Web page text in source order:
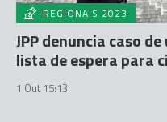
REGIONAIS 2023
JPP denuncia caso
lista de espera para
1 Out 15:13